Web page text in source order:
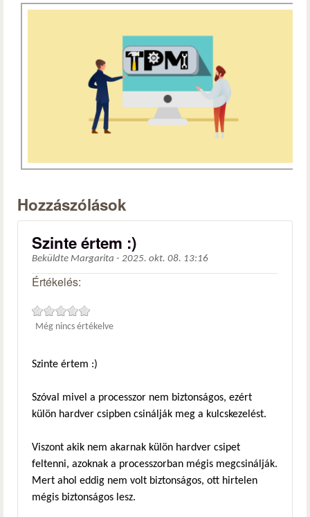
Hozzászólások
Szinte értem :)
Beküldte Margarita - 2025. okt. 08. 13:16
Értékelés:
Még nincs értékelve
Szinte értem :)
Szóval mivel a processzor nem biztonságos, ezért
külön hardver csipben csinálják meg a kulcskezelést.
Viszont akik nem akarnak külön hardver csipet
feltenni, azoknak a processzorban mégis megcsinálják.
Mert ahol eddig nem volt biztonságos, ott hirtelen
mégis biztonságos lesz.